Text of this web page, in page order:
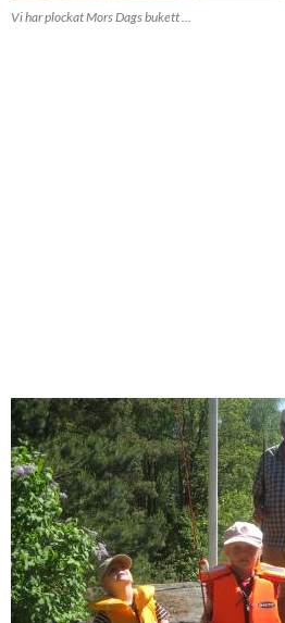
Vi har plockat Mors Dags bukett ...